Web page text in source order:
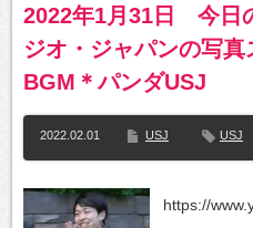
2022年1月31日 今日
ジオ・ジャパンの写
BGM＊パンダUSJ
2022.02.01 USJ USJ
https://